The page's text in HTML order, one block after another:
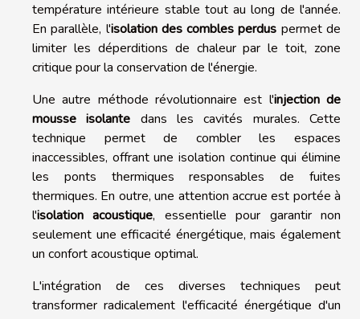
température intérieure stable tout au long de l'année.
En parallèle, l'isolation des combles perdus permet de
limiter les déperditions de chaleur par le toit, zone
critique pour la conservation de l'énergie.
Une autre méthode révolutionnaire est l'injection de
mousse isolante dans les cavités murales. Cette
technique permet de combler les espaces
inaccessibles, offrant une isolation continue qui élimine
les ponts thermiques responsables de fuites
thermiques. En outre, une attention accrue est portée à
l'isolation acoustique, essentielle pour garantir non
seulement une efficacité énergétique, mais également
un confort acoustique optimal.
L'intégration de ces diverses techniques peut
transformer radicalement l'efficacité énergétique d'un